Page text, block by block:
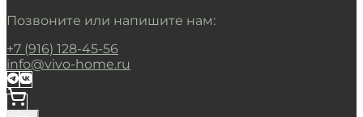
Позвоните или напишите нам:
+7 (916) 128-45-56
info@vivo-home.ru